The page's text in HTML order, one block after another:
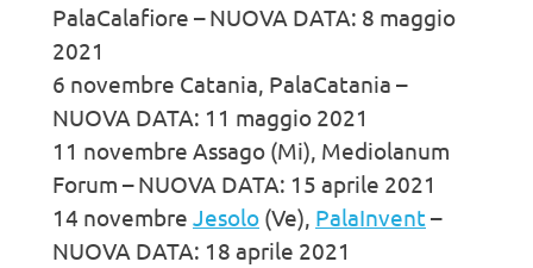
PalaCalafiore – NUOVA DATA: 8 maggio
2021
6 novembre Catania, PalaCatania –
NUOVA DATA: 11 maggio 2021
11 novembre Assago (Mi), Mediolanum
Forum – NUOVA DATA: 15 aprile 2021
14 novembre Jesolo (Ve), PalaInvent–
NUOVA DATA: 18 aprile 2021